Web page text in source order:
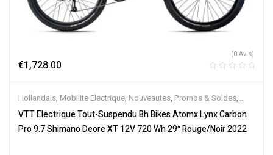
€1,728.00
(0 Avis)
Hollandais, Mobilite Electrique, Nouveautes, Promos & Soldes,
Tout-Suspendus,Vélo électrique ville,Velos Electriques,VTT
Électriques
VTT Electrique Tout-Suspendu Bh Bikes Atomx Lynx Carbon
Pro 9.7 Shimano Deore XT 12V 720 Wh 29″ Rouge/Noir 2022